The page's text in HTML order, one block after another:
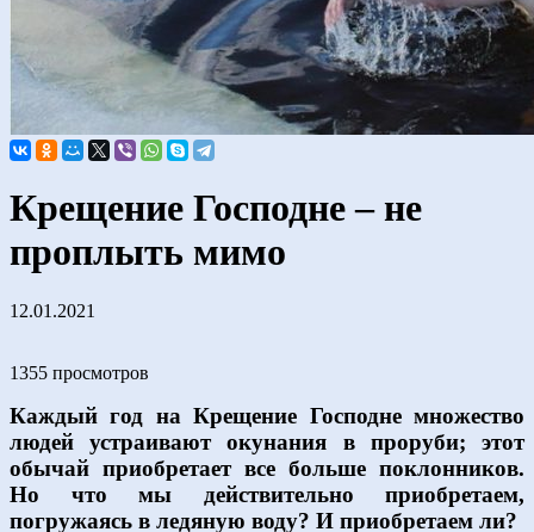
Крещение Господне – не
проплыть мимо
12.01.2021
1355 просмотров
Каждый год на Крещение Господне множество
людей устраивают окунания в проруби; этот
обычай приобретает все больше поклонников.
Но что мы действительно приобретаем,
погружаясь в ледяную воду? И приобретаем ли?